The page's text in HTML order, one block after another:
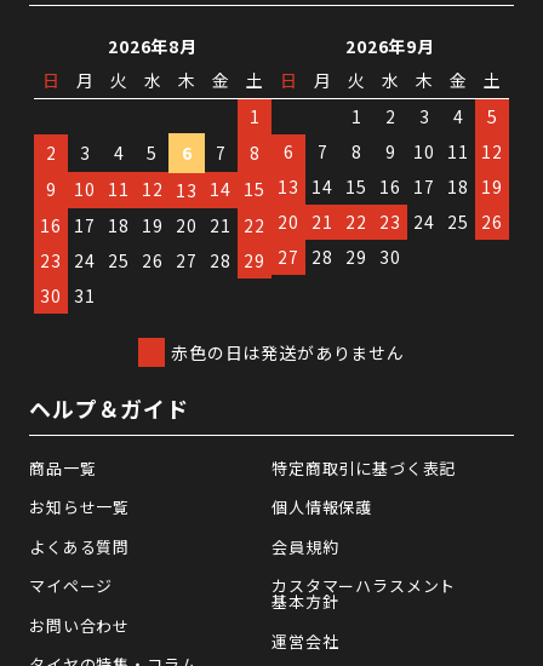
2026年8月
日
月 火 水 木 金
土
1
2
3 4 5 6 7
8
9
10 11 12 13 14 15
16
17 18 19 20 21
22
23
24 25 26 27 28
29
30
31
2026年9月
日
月 火 水 木 金
土
1
2 3 4
5
6
7 8 9 10 11
12
13
14 15 16 17 18
19
20
21 22 23 24 25
26
27
28 29 30
赤色の日は発送がありません
ヘルプ＆ガイド
商品一覧
お知らせ一覧
よくある質問
マイページ
お問い合わせ
特定商取引に基づく表記
個人情報保護
会員規約
カスタマーハラスメント
基本方針
運営会社